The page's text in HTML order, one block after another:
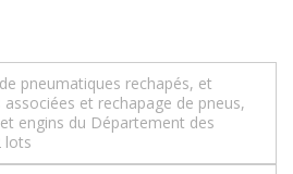
pneumatiques rechapés, et
et rechapage de pneus,
engins du Département des
lots